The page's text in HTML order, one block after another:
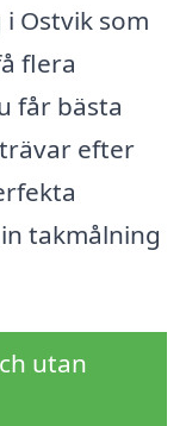
Ostvik som
flera
får bästa
efter
takmålning
utan